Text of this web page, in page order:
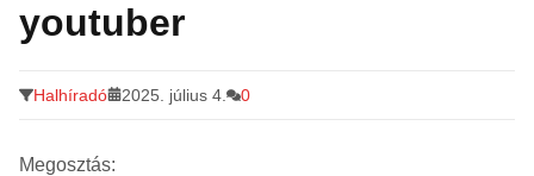
youtuber
Halhíradó 2025. július 4. 0
Megosztás: